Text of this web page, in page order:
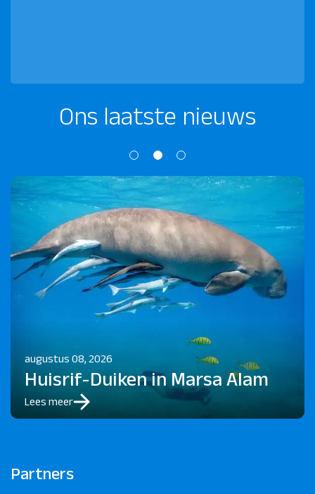
Ons laatste nieuws
augustus 08, 2026
Huisrif-Duiken in Marsa Alam
Lees meer
Partners